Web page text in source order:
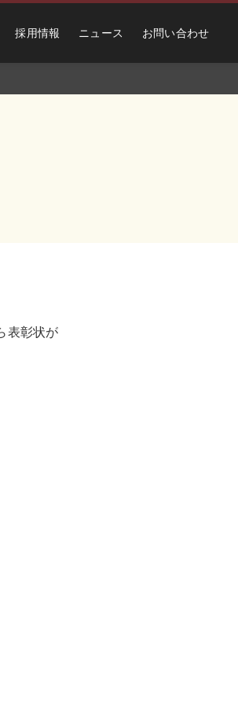
採用情報 ニュース お問い合わせ
表彰状が